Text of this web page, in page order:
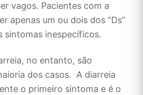
vagos. Pacientes com a
apenas um ou dois dos “Ds”
sintomas inespecíficos.
no entanto, são
dos casos. A diarreia
o primeiro sintoma e é o